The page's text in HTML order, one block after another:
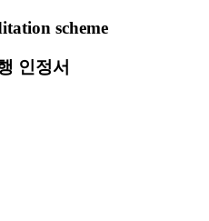
scheme
인정서